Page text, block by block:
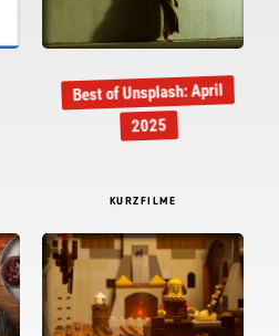
Best of Unsplash: April
2025
KURZFILME